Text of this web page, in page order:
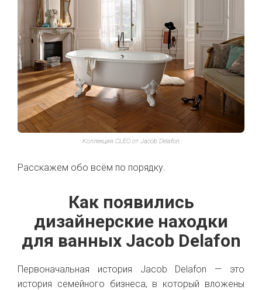
Коллекция CLEO от Jacob Delafon
Расскажем обо всём по порядку.
Как появились
дизайнерские находки
для ванных Jacob Delafon
Первоначальная история Jacob Delafon — это
история семейного бизнеса, в который вложены